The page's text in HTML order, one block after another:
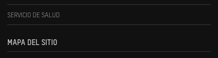
SERVICIO DE SALUD
MAPA DEL SITIO